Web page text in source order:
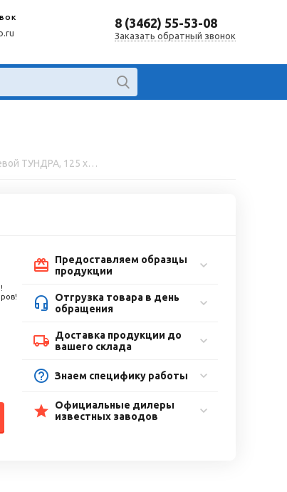
8 (3462) 55-53-08
Заказать обратный звонок
Круг лепестковый торцевой ТУНДРА, 125 х 22 мм, Р60
Предоставляем образцы
продукции
Отгрузка товара в день
обращения
Доставка продукции до
вашего склада
Знаем специфику работы
Официальные дилеры
известных заводов